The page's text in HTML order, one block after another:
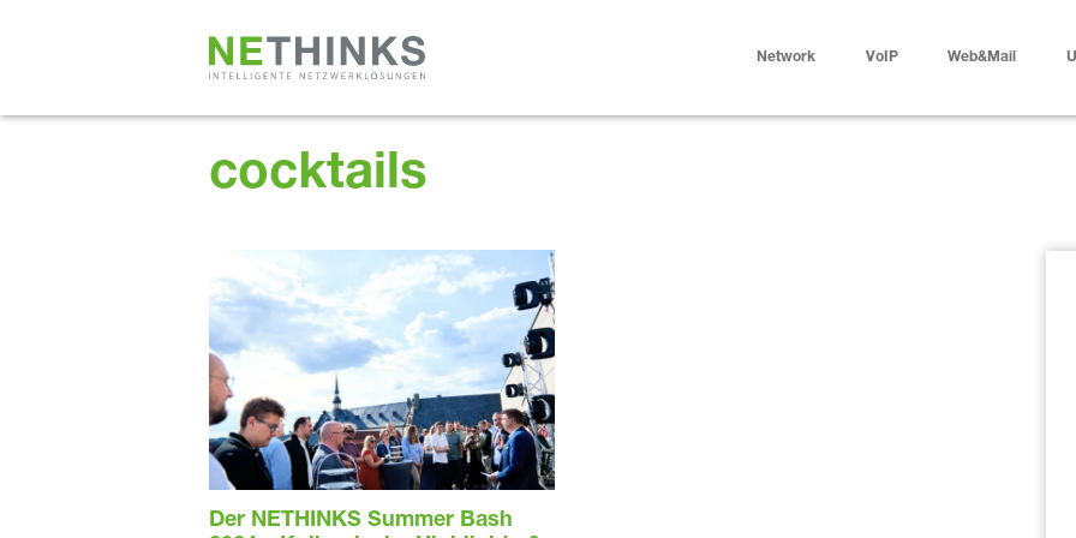
Network VoIP Web&Mail
cocktails
Der NETHINKS Summer Bash